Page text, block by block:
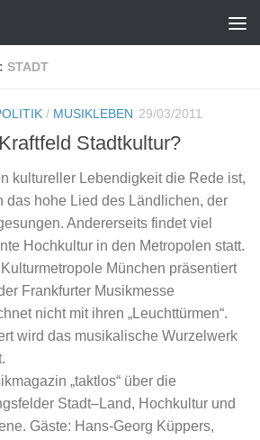
STADT
/ MUSIKLEBEN 29/03/2011
Stadtkultur?
kultureller Lebendigkeit die Rede ist,
das hohe Lied des Ländlichen, der
Andererseits findet viel
Hochkultur in den Metropolen statt.
München präsentiert
Frankfurter Musikmesse
nicht mit ihren „Leuchttürmen“.
wird das musikalische Wurzelwerk
„taktlos“ über die
Stadt–Land, Hochkultur und
Gäste: Hans-Georg ­Küppers,